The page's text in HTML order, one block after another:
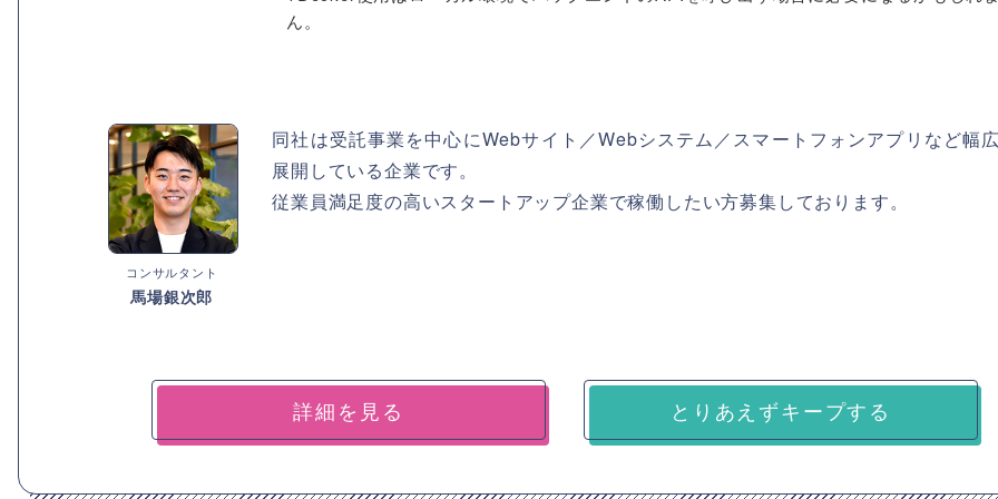
ん。
コンサルタント
馬場銀次郎
同社は受託事業を中心にWebサイト／Webシステム／スマートフォンアプリなど幅
展開している企業です。
従業員満足度の高いスタートアップ企業で稼働したい方募集しております。
詳細を見る とりあえずキープする